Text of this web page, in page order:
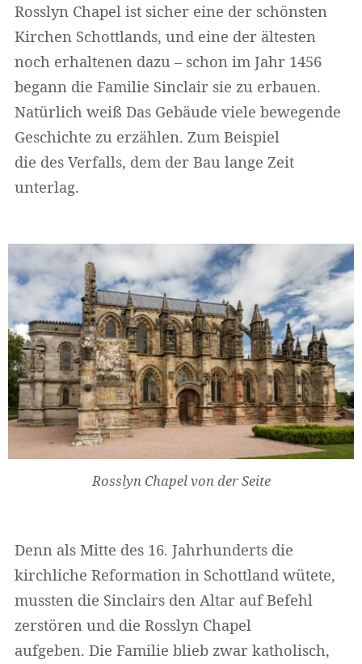
Rosslyn Chapel ist sicher eine der schönsten
Kirchen Schottlands, und eine der ältesten
noch erhaltenen dazu – schon im Jahr 1456
begann die Familie Sinclair sie zu erbauen.
Natürlich weiß Das Gebäude viele bewegende
Geschichte zu erzählen. Zum Beispiel
die des Verfalls, dem der Bau lange Zeit
unterlag.
Rosslyn Chapel von der Seite
Denn als Mitte des 16. Jahrhunderts die
kirchliche Reformation in Schottland wütete,
mussten die Sinclairs den Altar auf Befehl
zerstören und die Rosslyn Chapel
aufgeben. Die Familie blieb zwar katholisch,